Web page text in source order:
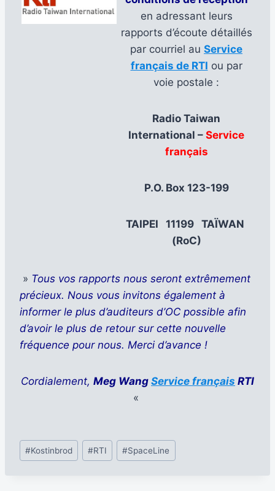
en adressant leurs
rapports d’écoute détaillés
par courriel au Service
français de RTI ou par
voie postale :
Radio Taiwan
International – Service
français
P.O. Box 123-199
TAIPEI 11199 TAÏWAN
(RoC)
» Tous vos rapports nous seront extrêmement
précieux. Nous vous invitons également à
informer le plus d’auditeurs d’OC possible afin
d’avoir le plus de retour sur cette nouvelle
fréquence pour nous. Merci d’avance !
Cordialement, Meg Wang Service français RTI
«
Étiquettes
de
#Kostinbrod #RTI #SpaceLine